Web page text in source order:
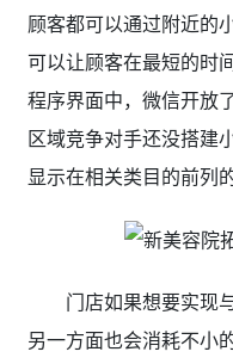
顾客都可以通过附近的
可以让顾客在最短的时
程序界面中，微信开放
区域竞争对手还没搭建
显示在相关类目的前列的
门店如果想要实现
另一方面也会消耗不小